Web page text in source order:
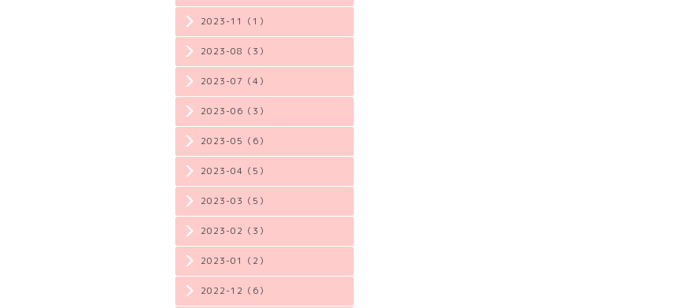
2023-11（1）
2023-08（3）
2023-07（4）
2023-06（3）
2023-05（6）
2023-04（5）
2023-03（5）
2023-02（3）
2023-01（2）
2022-12（6）